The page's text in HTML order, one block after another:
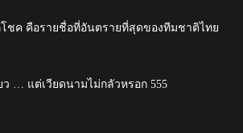
ชค คือรายชื่อที่อันตรายที่สุดของทีมชาติไทย
… แต่เวียดนามไม่กลัวหรอก 555